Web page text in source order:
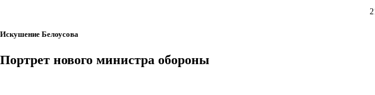
Искушение Белоусова
Портрет нового министра обороны